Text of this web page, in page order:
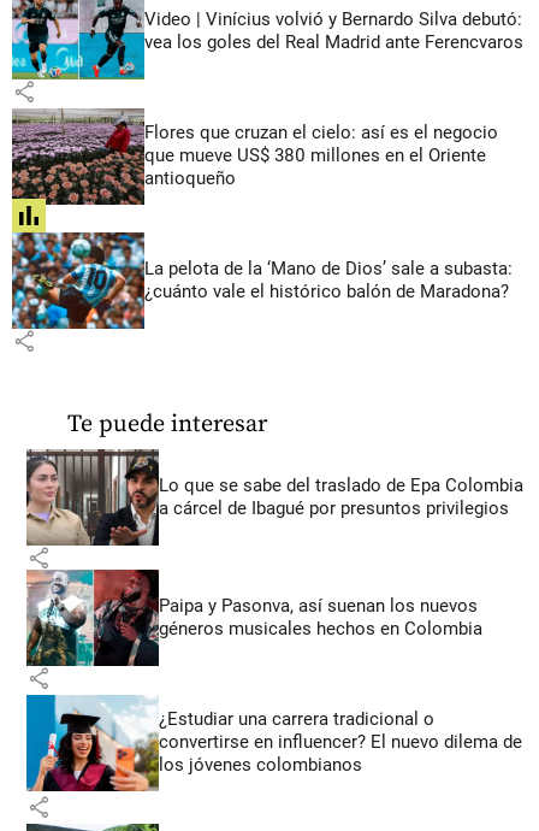
Video | Vinícius volvió y Bernardo Silva debutó:
vea los goles del Real Madrid ante Ferencvaros
share
Flores que cruzan el cielo: así es el negocio
que mueve US$ 380 millones en el Oriente
antioqueño
share
La pelota de la ‘Mano de Dios’ sale a subasta:
¿cuánto vale el histórico balón de Maradona?
share
Te puede interesar
Lo que se sabe del traslado de Epa Colombia
a cárcel de Ibagué por presuntos privilegios
share
Paipa y Pasonva, así suenan los nuevos
géneros musicales hechos en Colombia
share
¿Estudiar una carrera tradicional o
convertirse en influencer? El nuevo dilema de
los jóvenes colombianos
share